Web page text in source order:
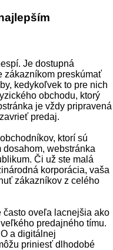
Je dostupná
zákazníkom preskúmať
kedykoľvek to pre nich
obchodu, ktorý
je vždy pripravená
predaj.
ktorí sú
webstránka
Či už ste malá
korporácia, vaša
zákazníkov z celého
často oveľa lacnejšia ako
predajného tímu.
a digitálnej
priniesť dlhodobé